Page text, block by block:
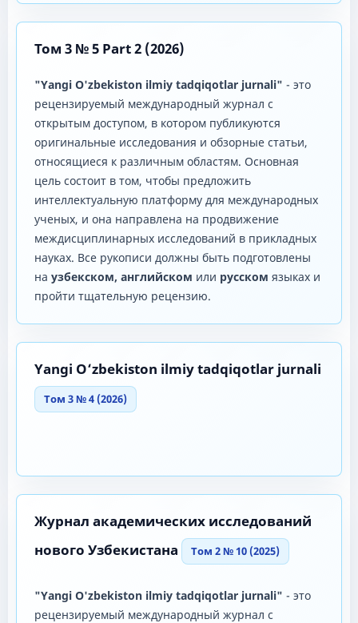
Том 3 № 5 Part 2 (2026)
"Yangi O'zbekiston ilmiy tadqiqotlar jurnali" - это
рецензируемый международный журнал с
открытым доступом, в котором публикуются
оригинальные исследования и обзорные статьи,
относящиеся к различным областям. Основная
цель состоит в том, чтобы предложить
интеллектуальную платформу для международных
ученых, и она направлена ​​на продвижение
междисциплинарных исследований в прикладных
науках. Все рукописи должны быть подготовлены
на узбекском, английском или русском языках и
пройти тщательную рецензию.
Yangi O‘zbekiston ilmiy tadqiqotlar jurnali
Том 3 № 4 (2026)
Журнал академических исследований
нового Узбекистана
Том 2 № 10 (2025)
"Yangi O'zbekiston ilmiy tadqiqotlar jurnali" - это
рецензируемый международный журнал с